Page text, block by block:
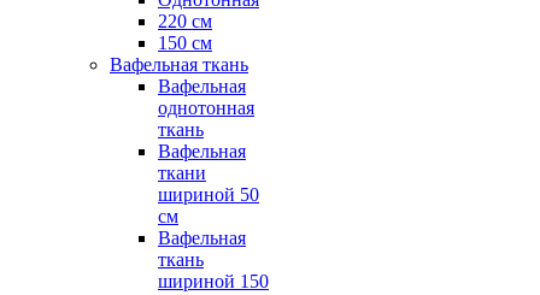
220 см
150 см
Вафельная ткань
Вафельная
однотонная
ткань
Вафельная
ткани
шириной 50
см
Вафельная
ткань
шириной 150